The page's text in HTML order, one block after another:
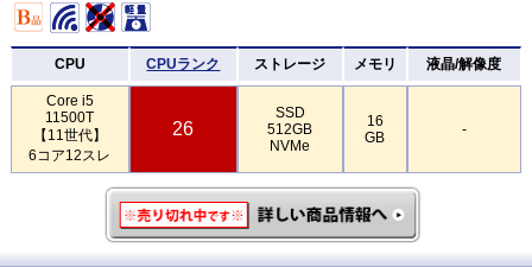
CPU CPUランク ストレージ メモリ 液晶/解像度
Core i5
11500T
【11世代】
6コア12スレ
26
SSD
512GB
NVMe
16
GB
-